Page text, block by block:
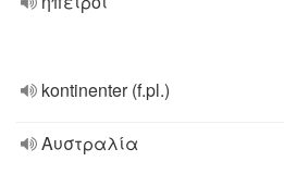
kontinenter (f.pl.)
Αυστραλία